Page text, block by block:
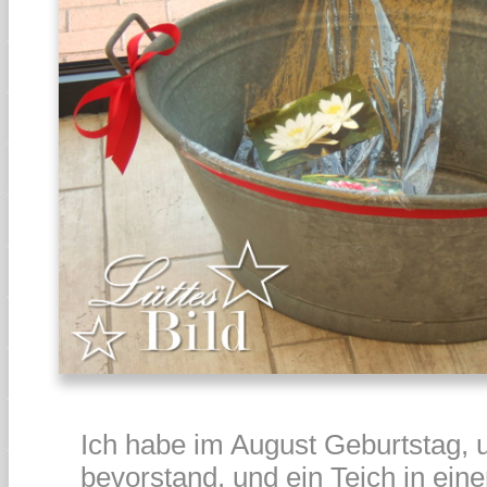
Ich habe im August Geburtstag,
bevorstand, und ein Teich in